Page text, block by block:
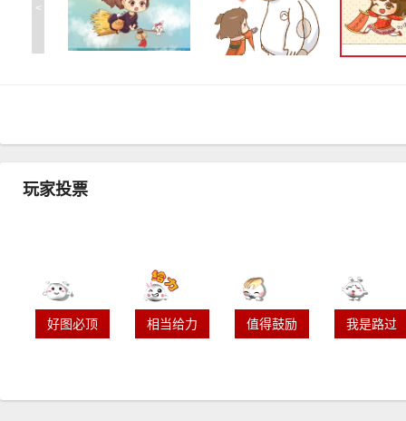
<
玩家投票
好图必顶 相当给力 值得鼓励 我是路过